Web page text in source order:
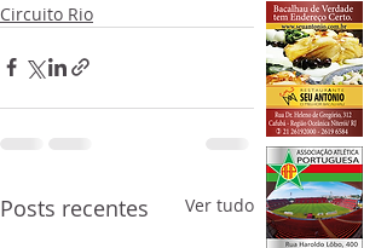
Circuito Rio
Posts recentes Ver tudo